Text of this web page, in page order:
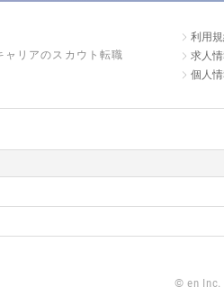
ャリアのスカウト転職
利用
求人
個人
© en Inc.